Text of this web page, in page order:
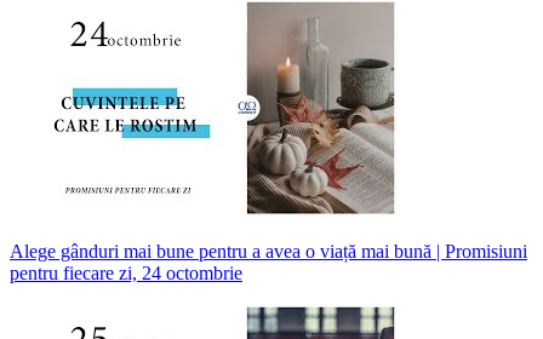
Alege gânduri mai bune pentru a avea o viață mai bună | Promisiuni
pentru fiecare zi, 24 octombrie